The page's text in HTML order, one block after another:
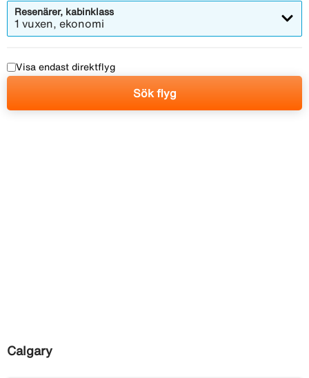
Resenärer, kabinklass
1 vuxen, ekonomi
Visa endast direktflyg
Sök flyg
Calgary